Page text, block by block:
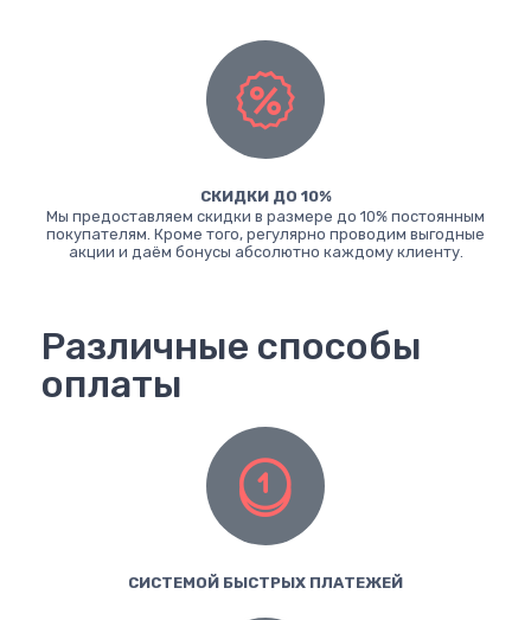
СКИДКИ ДО 10%
Мы предоставляем скидки в размере до 10% постоянным
покупателям. Кроме того, регулярно проводим выгодные
акции и даём бонусы абсолютно каждому клиенту.
Различные способы
оплаты
СИСТЕМОЙ БЫСТРЫХ ПЛАТЕЖЕЙ